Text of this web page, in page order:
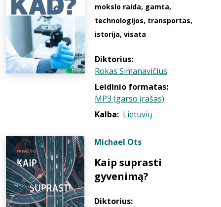
mokslo raida, gamta,
technologijos, transportas,
istorija, visata
Diktorius:
Rokas Simanavičius
Leidinio formatas:
MP3 (garso įrašas)
Kalba: Lietuvių
Michael Ots
Kaip suprasti
gyvenimą?
Diktorius: